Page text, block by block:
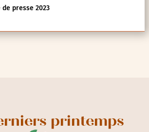
de presse 2023
printemps